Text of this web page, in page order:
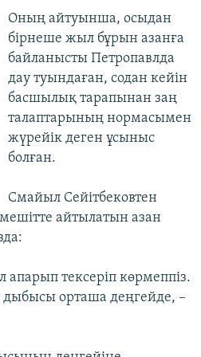
Оның айтуынша, осыдан
бірнеше жыл бұрын азанға
байланысты Петропавлда
дау туындаған, содан кейін
басшылық тарапынан заң
талаптарының нормасымен
жүрейік деген ұсыныс
болған.
Смайыл Сейітбековтен
айтылатын азан
тексеріп көрмеппіз.
орташа деңгейде, –